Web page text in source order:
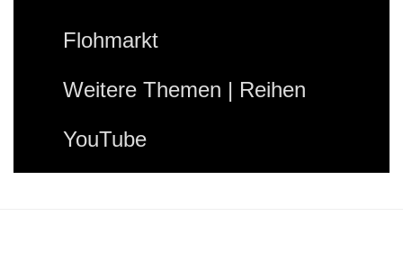
Flohmarkt
Weitere Themen | Reihen
YouTube